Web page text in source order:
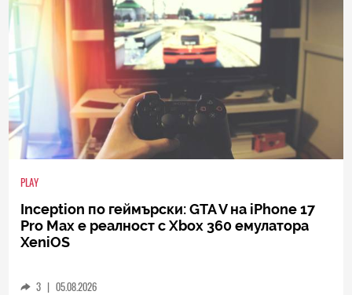
PLAY
Inception по геймърски: GTA V на iPhone 17
Pro Max е реалност с Xbox 360 емулатора
XeniOS
3 | 05.08.2026